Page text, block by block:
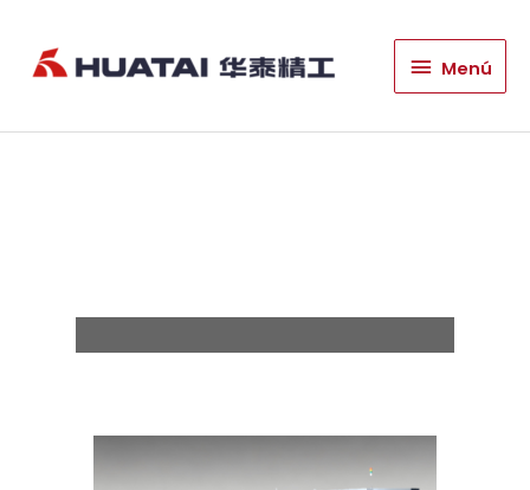
Menú
Menú
HT1060PG Excelente
troqueladora y